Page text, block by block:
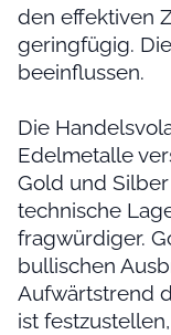
den effektiven
geringfügig.
beeinflussen.
Die
Edelmetalle
Gold und
technische
fragwürdiger.
bullischen
Aufwärtstrend
ist